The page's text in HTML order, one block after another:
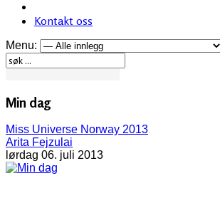
Kontakt oss
Menu:
Min dag
Miss Universe Norway 2013
Arita Fejzulai
lørdag 06. juli 2013